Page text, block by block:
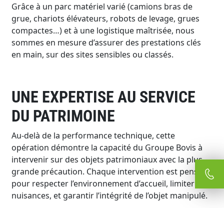
Grâce à un parc matériel varié (camions bras de
grue, chariots élévateurs, robots de levage, grues
compactes…) et à une logistique maîtrisée, nous
sommes en mesure d’assurer des prestations clés
en main, sur des sites sensibles ou classés.
UNE EXPERTISE AU SERVICE
DU PATRIMOINE
Au-delà de la performance technique, cette
opération démontre la capacité du Groupe Bovis à
intervenir sur des objets patrimoniaux avec la plus
grande précaution. Chaque intervention est pensée
pour respecter l’environnement d’accueil, limiter les
nuisances, et garantir l’intégrité de l’objet manipulé.